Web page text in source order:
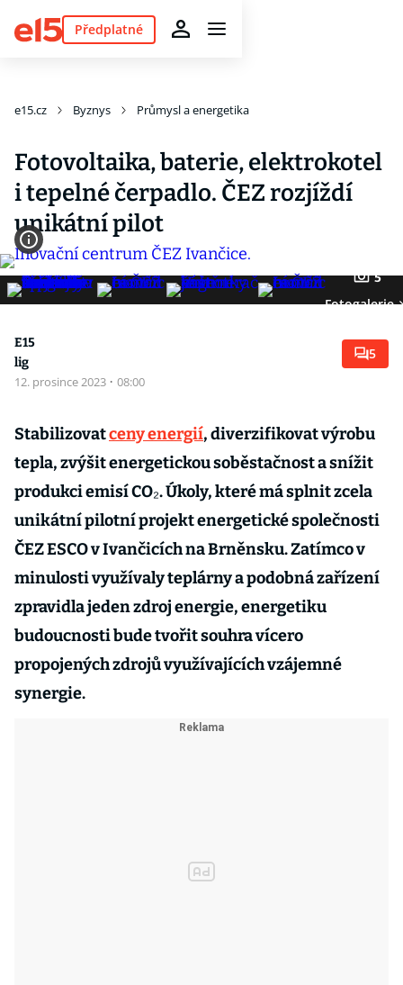
Předplatné
e15.cz Byznys Průmysl a energetika
Fotovoltaika, baterie, elektrokotel
i tepelné čerpadlo. ČEZ rozjíždí
unikátní pilot
5
Fotogalerie
E15
lig
12. prosince 2023 · 08:00
5
Stabilizovatceny energií, diverzifikovat výrobu
tepla, zvýšit energetickou soběstačnost a snížit
produkci emisí CO₂. Úkoly, které má splnit zcela
unikátní pilotní projekt energetické společnosti
ČEZ ESCO v Ivančicích na Brněnsku. Zatímco v
minulosti využívaly teplárny a podobná zařízení
zpravidla jeden zdroj energie, energetiku
budoucnosti bude tvořit souhra vícero
propojených zdrojů využívajících vzájemné
synergie.